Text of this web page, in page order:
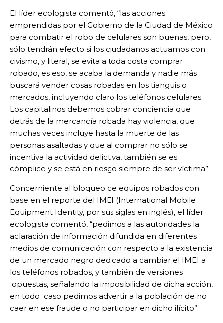
El líder ecologista comentó, “las acciones
emprendidas por el Gobierno de la Ciudad de México
para combatir el robo de celulares son buenas, pero,
sólo tendrán efecto si los ciudadanos actuamos con
civismo, y literal, se evita a toda costa comprar
robado, es eso, se acaba la demanda y nadie más
buscará vender cosas robadas en los tianguis o
mercados, incluyendo claro los teléfonos celulares.
Los capitalinos debemos cobrar conciencia que
detrás de la mercancía robada hay violencia, que
muchas veces incluye hasta la muerte de las
personas asaltadas y que al comprar no sólo se
incentiva la actividad delictiva, también se es
cómplice y se está en riesgo siempre de ser víctima”.
Concerniente al bloqueo de equipos robados con
base en el reporte del IMEI (International Mobile
Equipment Identity, por sus siglas en inglés), el líder
ecologista comentó, “pedimos a las autoridades la
aclaración de información difundida en diferentes
medios de comunicación con respecto a la existencia
de un mercado negro dedicado a cambiar el IMEI a
los teléfonos robados, y también de versiones
opuestas, señalando la imposibilidad de dicha acción,
en todo caso pedimos advertir a la población de no
caer en ese fraude o no participar en dicho ilícito”.